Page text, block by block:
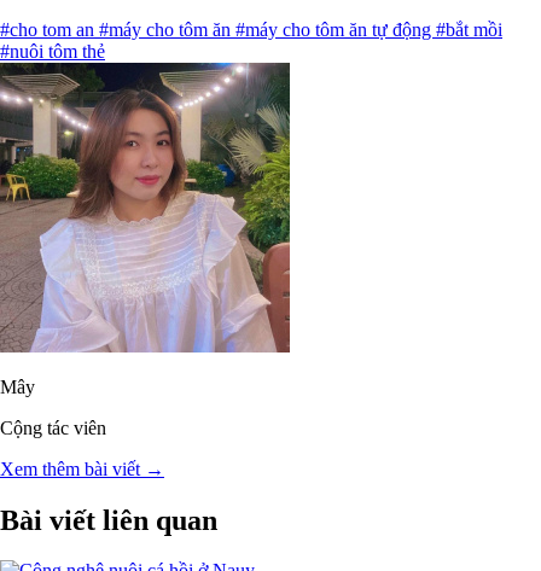
#cho tom an #máy cho tôm ăn #máy cho tôm ăn tự động #bắt mồi
#nuôi tôm thẻ
Mây
Cộng tác viên
Xem thêm bài viết →
Bài viết liên quan